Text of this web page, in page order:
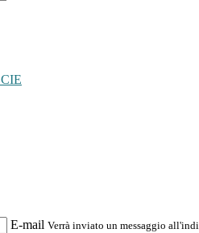
E-mail Verrà inviato un messaggio